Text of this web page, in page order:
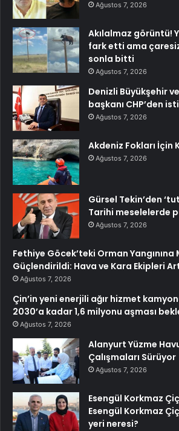
Ağustos 7, 2026
Akılalmaz görüntü!
fark etti ama
sonla bitti
Ağustos 7, 2026
Denizli Büyükşehir
başkanı CHP’den
Ağustos 7, 2026
Akdeniz Fokları İçin
Ağustos 7, 2026
Gürsel Tekin’den
Tarihi meselelerde
Ağustos 7, 2026
Fethiye Göcek’teki Orman
Güçlendirildi: Hava ve Kara Ekipleri
Ağustos 7, 2026
Çin’in yeni enerjili ağır hizmet
2030’a kadar 1,6 milyonu aşması
Ağustos 7, 2026
Alanyurt Yüzme
Çalışmaları Sürüyor
Ağustos 7, 2026
Esengül Korkmaz
Esengül Korkmaz
yeri neresi?